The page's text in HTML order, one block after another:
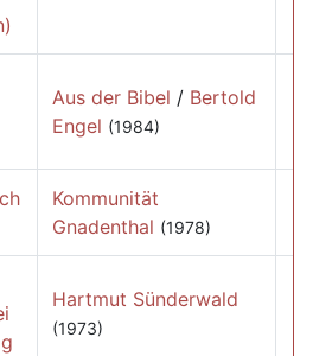
Aus der Bibel / Bertold
Engel (1984)
Kommunität
Gnadenthal (1978)
Hartmut Sünderwald
(1973)